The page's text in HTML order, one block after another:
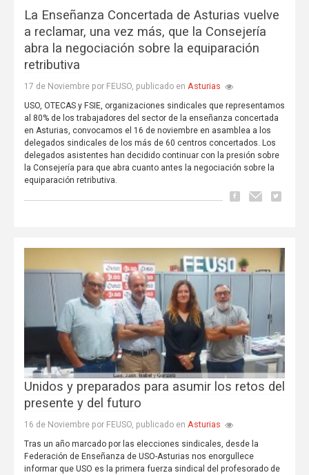
La Enseñanza Concertada de Asturias vuelve
a reclamar, una vez más, que la Consejería
abra la negociación sobre la equiparación
retributiva
17 de Noviembre por FEUSO, publicado en Asturias
USO, OTECAS y FSIE, organizaciones sindicales que representamos
al 80% de los trabajadores del sector de la enseñanza concertada
en Asturias, convocamos el 16 de noviembre en asamblea a los
delegados sindicales de los más de 60 centros concertados. Los
delegados asistentes han decidido continuar con la presión sobre
la Consejería para que abra cuanto antes la negociación sobre la
equiparación retributiva.
Unidos y preparados para asumir los retos del
presente y del futuro
16 de Noviembre por FEUSO, publicado en Asturias
Tras un año marcado por las elecciones sindicales, desde la
Federación de Enseñanza de USO-Asturias nos enorgullece
informar que USO es la primera fuerza sindical del profesorado de